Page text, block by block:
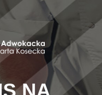
NA